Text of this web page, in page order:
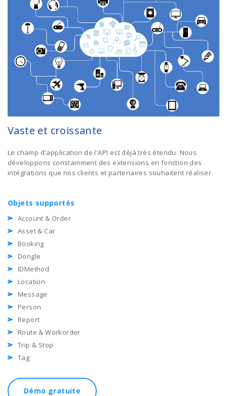
Vaste et croissante
Le champ d'application de l'API est déjà très étendu. Nous
développons constamment des extensions en fonction des
intégrations que nos clients et partenaires souhaitent réaliser.
Objets supportés
Account & Order
Asset & Car
Booking
Dongle
IDMethod
Location
Message
Person
Report
Route & Workorder
Trip & Stop
Tag
Démo gratuite